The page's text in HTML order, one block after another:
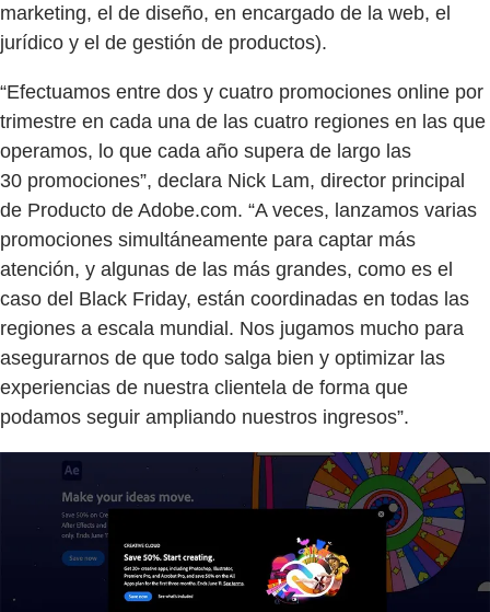
marketing, el de diseño, en encargado de la web, el
jurídico y el de gestión de productos).
“Efectuamos entre dos y cuatro promociones online por
trimestre en cada una de las cuatro regiones en las que
operamos, lo que cada año supera de largo las
30 promociones”, declara Nick Lam, director principal
de Producto de Adobe.com. “A veces, lanzamos varias
promociones simultáneamente para captar más
atención, y algunas de las más grandes, como es el
caso del Black Friday, están coordinadas en todas las
regiones a escala mundial. Nos jugamos mucho para
asegurarnos de que todo salga bien y optimizar las
experiencias de nuestra clientela de forma que
podamos seguir ampliando nuestros ingresos”.